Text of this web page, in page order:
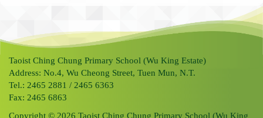
Taoist Ching Chung Primary School (Wu King Estate)
Address: No.4, Wu Cheong Street, Tuen Mun, N.T.
Tel.: 2465 2881 / 2465 6363
Fax: 2465 6863
Copyright © 2026 Taoist Ching Chung Primary School (Wu King